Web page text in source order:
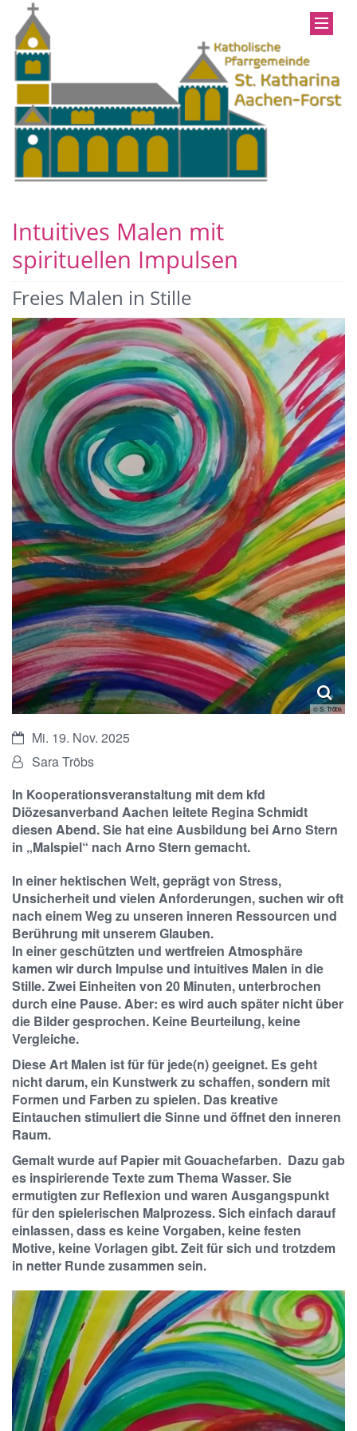
Intuitives Malen mit
spirituellen Impulsen
Freies Malen in Stille
© S. Tröbs
Datum:Mi. 19. Nov. 2025
Von:Sara Tröbs
In Kooperationsveranstaltung mit dem kfd
Diözesanverband Aachen leitete Regina Schmidt
diesen Abend. Sie hat eine Ausbildung bei Arno Stern
in „Malspiel“ nach Arno Stern gemacht.
In einer hektischen Welt, geprägt von Stress,
Unsicherheit und vielen Anforderungen, suchen wir oft
nach einem Weg zu unseren inneren Ressourcen und
Berührung mit unserem Glauben.
In einer geschützten und wertfreien Atmosphäre
kamen wir durch Impulse und intuitives Malen in die
Stille. Zwei Einheiten von 20 Minuten, unterbrochen
durch eine Pause. Aber: es wird auch später nicht über
die Bilder gesprochen. Keine Beurteilung, keine
Vergleiche.
Diese Art Malen ist für für jede(n) geeignet. Es geht
nicht darum, ein Kunstwerk zu schaffen, sondern mit
Formen und Farben zu spielen. Das kreative
Eintauchen stimuliert die Sinne und öffnet den inneren
Raum.
Gemalt wurde auf Papier mit Gouachefarben. Dazu gab
es inspirierende Texte zum Thema Wasser. Sie
ermutigten zur Reflexion und waren Ausgangspunkt
für den spielerischen Malprozess. Sich einfach darauf
einlassen, dass es keine Vorgaben, keine festen
Motive, keine Vorlagen gibt. Zeit für sich und trotzdem
in netter Runde zusammen sein.